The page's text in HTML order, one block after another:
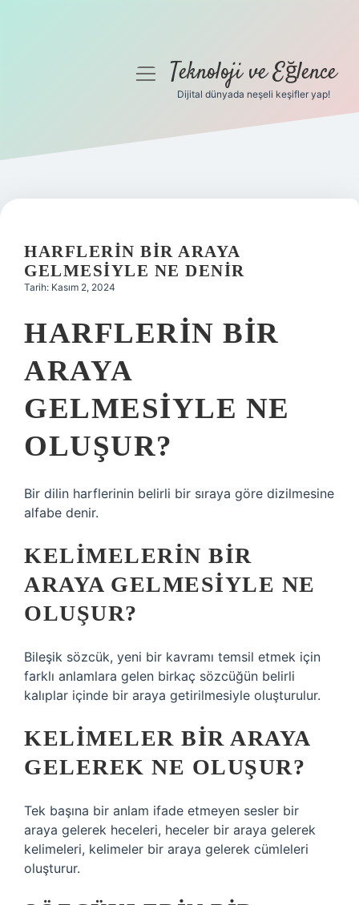
Gizlilik Politikası
Yasal Uyarı
menüyüTeknoloji ve Eğlence
Dijital dünyada neşeli keşifler yap!
HARFLERIN BIR ARAYA
GELMESIYLE NE DENIR
Tarih: Kasım 2, 2024
HARFLERIN BIR
ARAYA
GELMESIYLE NE
OLUŞUR?
Bir dilin harflerinin belirli bir sıraya göre dizilmesine
alfabe denir.
KELIMELERIN BIR
ARAYA GELMESIYLE NE
OLUŞUR?
Bileşik sözcük, yeni bir kavramı temsil etmek için
farklı anlamlara gelen birkaç sözcüğün belirli
kalıplar içinde bir araya getirilmesiyle oluşturulur.
KELIMELER BIR ARAYA
GELEREK NE OLUŞUR?
Tek başına bir anlam ifade etmeyen sesler bir
araya gelerek heceleri, heceler bir araya gelerek
kelimeleri, kelimeler bir araya gelerek cümleleri
oluşturur.